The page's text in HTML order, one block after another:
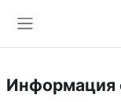
Информация